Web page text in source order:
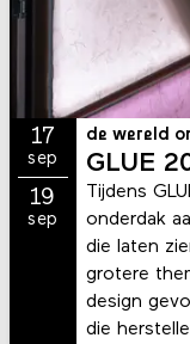
17
sep
19
de wereld
GLUE
Tijdens
onderdak
die laten
grotere
design